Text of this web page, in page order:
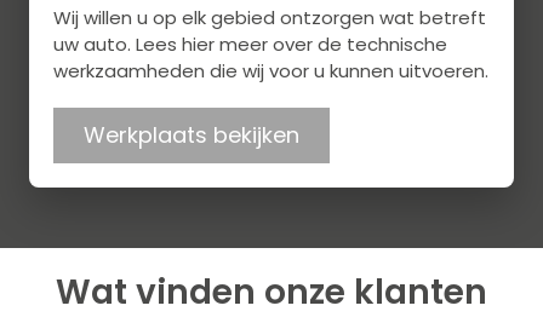
Wij willen u op elk gebied ontzorgen wat betreft
uw auto. Lees hier meer over de technische
werkzaamheden die wij voor u kunnen uitvoeren.
Werkplaats bekijken
Wat vinden onze klanten